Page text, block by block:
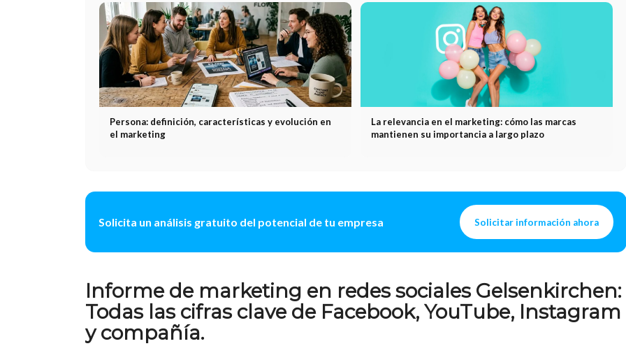
Persona: definición, características y evolución en
el marketing
La relevancia en el marketing: cómo las marcas
mantienen su importancia a largo plazo
Solicita un análisis gratuito del potencial de tu empresa Solicitar información ahora
Informe de marketing en redes sociales Gelsenkirchen:
Todas las cifras clave de Facebook, YouTube, Instagram
y compañía.